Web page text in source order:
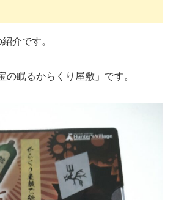
介です。
の眠るからくり屋敷」です。